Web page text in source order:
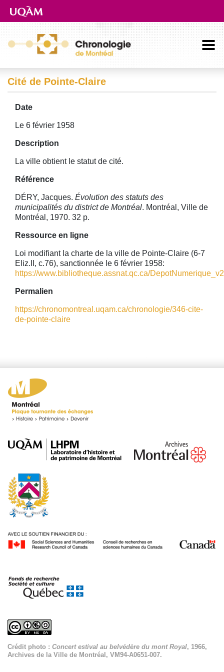
Aller directement au contenu principal
Cité de Pointe-Claire
Date
Le 6 février 1958
Description
La ville obtient le statut de cité.
Référence
DÉRY, Jacques. Évolution des statuts des
municipalités du district de Montréal. Montréal, Ville de
Montréal, 1970. 32 p.
Ressource en ligne
Loi modifiant la charte de la ville de Pointe-Claire (6-7
Eliz.II, c.76), sanctionnée le 6 février 1958:
https://www.bibliotheque.assnat.qc.ca/
Permalien
https://chronomontreal.uqam.ca/chronologie/346-cite-
de-pointe-claire
Crédit photo : Concert estival au belvédère du mont Royal, 1966,
Archives de la Ville de Montréal, VM94-A0651-007.